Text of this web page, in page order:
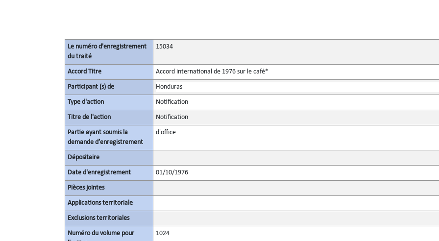
Le numéro d'enregistrement
du traité
15034
Accord Titre Accord international de 1976 sur le café*
Participant (s) de Honduras
Type d'action Notification
Titre de l'action Notification
Partie ayant soumis la
demande d’enregistrement
d'office
Dépositaire
Date d'enregistrement 01/10/1976
Pièces jointes
Applications territoriale
Exclusions territoriales
Numéro du volume pour
1024